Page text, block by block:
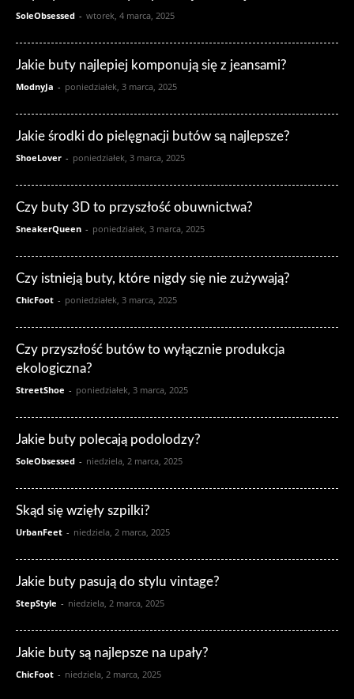
SoleObsessed - wtorek, 4 marca, 2025
Jakie buty najlepiej komponują się z jeansami?
ModnyJa - poniedziałek, 3 marca, 2025
Jakie środki do pielęgnacji butów są najlepsze?
ShoeLover - poniedziałek, 3 marca, 2025
Czy buty 3D to przyszłość obuwnictwa?
SneakerQueen - poniedziałek, 3 marca, 2025
Czy istnieją buty, które nigdy się nie zużywają?
ChicFoot - poniedziałek, 3 marca, 2025
Czy przyszłość butów to wyłącznie produkcja
ekologiczna?
StreetShoe - poniedziałek, 3 marca, 2025
Jakie buty polecają podolodzy?
SoleObsessed - niedziela, 2 marca, 2025
Skąd się wzięły szpilki?
UrbanFeet - niedziela, 2 marca, 2025
Jakie buty pasują do stylu vintage?
StepStyle - niedziela, 2 marca, 2025
Jakie buty są najlepsze na upały?
ChicFoot - niedziela, 2 marca, 2025